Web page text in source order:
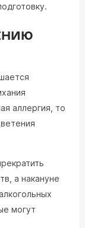
аллергия, то
а накануне
могут